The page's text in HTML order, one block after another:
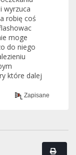
wyrzuca
robię coś
moge
do niego
które dalej
Zapisane